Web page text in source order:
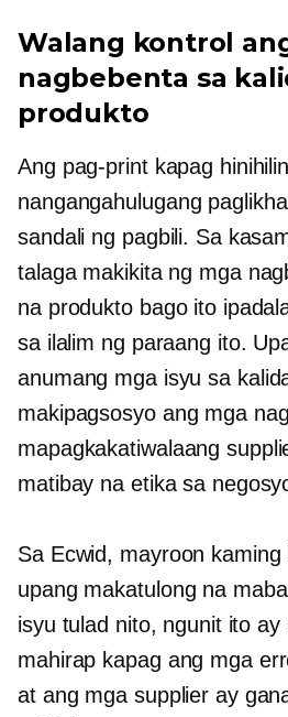
Walang kontrol
nagbebenta sa
produkto
Ang pag-print kapag
nangangahulugang
sandali ng pagbili. Sa
talaga makikita ng mga
na produkto bago ito
sa ilalim ng paraang ito.
anumang mga isyu sa
makipagsosyo ang mga
mapagkakatiwalaang
matibay na etika sa
Sa Ecwid, mayroon kaming
upang makatulong na
isyu tulad nito, ngunit ito ay
mahirap kapag ang mga
at ang mga supplier ay